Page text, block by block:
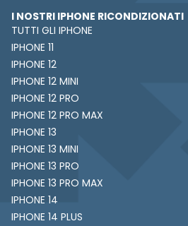
I NOSTRI IPHONE RICONDIZIONATI
TUTTI GLI IPHONE
IPHONE 11
IPHONE 12
IPHONE 12 MINI
IPHONE 12 PRO
IPHONE 12 PRO MAX
IPHONE 13
IPHONE 13 MINI
IPHONE 13 PRO
IPHONE 13 PRO MAX
IPHONE 14
IPHONE 14 PLUS